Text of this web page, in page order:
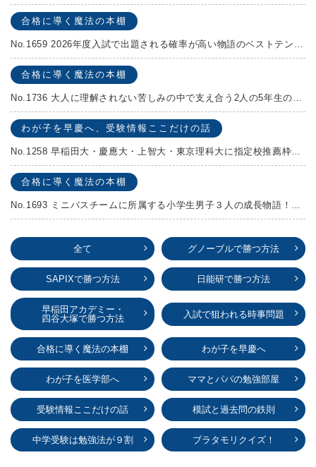
合格に導く魔法の本棚
No.1659 2026年度入試で出題される確率が高い物語のベストテンを発表します！
合格に導く魔法の本棚
No.1736 大人に理解されない苦しみの中で支え合う2人の5年生の成長物語！『夏の迷子』村上しいこ
わが子を早慶へ、受験情報ここだけの話
No.1258 早稲田大・慶應大・上智大・東京理科大に指定校推薦枠がある学校
合格に導く魔法の本棚
No.1693 ミニバスチームに所属する小学生男子３人の成長物語！『ポジション！』高田由紀子 予想問題付き！
全て グノーブルで勝つ方法
SAPIXで勝つ方法 日能研で勝つ方法
早稲田アカデミー・
四谷大塚で勝つ方法
入試で狙われる時事問題
合格に導く魔法の本棚 わが子を早慶へ
わが子を医学部へ ママとパパの勉強部屋
受験情報ここだけの話 模試と過去問の鉄則
中学受験は勉強法が９割 ブラタモリクイズ！